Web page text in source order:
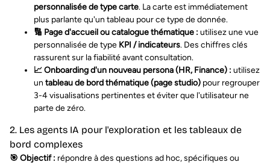
personnalisée de type carte. La carte est immédiatement
plus parlante qu'un tableau pour ce type de donnée.
🔢 Page d'accueil ou catalogue thématique : utilisez une vue
personnalisée de type KPI / indicateurs. Des chiffres clés
rassurent sur la fiabilité avant consultation.
📈 Onboarding d'un nouveau persona (HR, Finance) : utilisez
un tableau de bord thématique (page studio) pour regrouper
3-4 visualisations pertinentes et éviter que l'utilisateur ne
parte de zéro.
2. Les agents IA pour l'exploration et les tableaux de
bord complexes
🎯 Objectif : répondre à des questions ad hoc, spécifiques ou